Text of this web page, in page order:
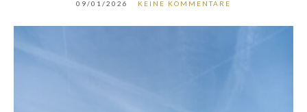
09/01/2026 KEINE KOMMENTARE